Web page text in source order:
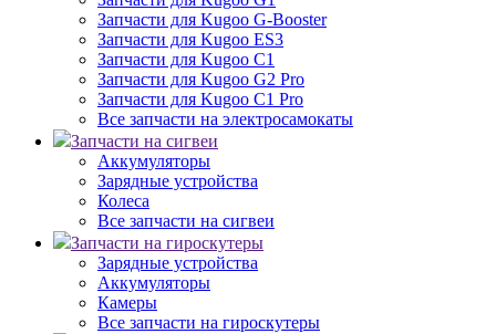
Запчасти для Kugoo G-Booster
Запчасти для Kugoo ES3
Запчасти для Kugoo C1
Запчасти для Kugoo G2 Pro
Запчасти для Kugoo C1 Pro
Все запчасти на электросамокаты
Запчасти на сигвеи
Аккумуляторы
Зарядные устройства
Колеса
Все запчасти на сигвеи
Запчасти на гироскутеры
Зарядные устройства
Аккумуляторы
Камеры
Все запчасти на гироскутеры